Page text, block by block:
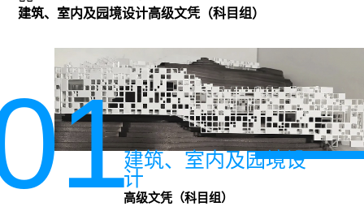
建筑、室内及园境设计高级文凭（科目组）
建筑、室内及园境设
计
高级文凭（科目组）